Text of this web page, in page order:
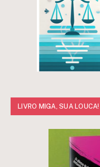
LIVRO MIGA, SUA LOUCA!